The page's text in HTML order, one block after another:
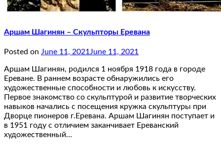
Аршам Шагинян – Скульпторы Еревана
Posted on June 11, 2021 June 11, 2021
Аршам Шагинян, родился 1 ноября 1918 года в городе
Ереване. В раннем возрасте обнаружились его
художественные способности и любовь к искусству.
Первое знакомство со скульптурой и развитие творческих
навыков начались с посещения кружка скульптуры при
Дворце пионеров г.Еревана. Аршам Шагинян поступает и
в 1951 году с отличием заканчивает Ереванский
художественный…